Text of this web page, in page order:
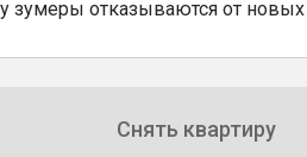
зумеры отказываются от новых
Снять квартиру